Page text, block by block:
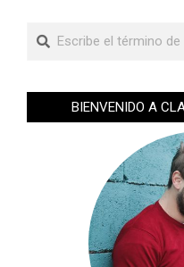
BIENVENIDO A